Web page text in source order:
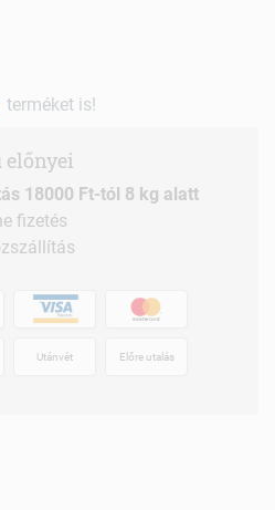
terméket is!
18000 Ft-tól 8 kg alatt
fizetés
Utánvét Előre utalás